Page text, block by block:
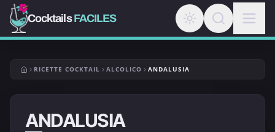
CocktailsFACILES
RICETTE COCKTAIL ALCOLICO ANDALUSIA
ANDALUSIA